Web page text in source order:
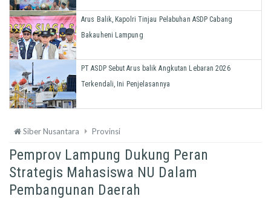
Arus Balik, Kapolri Tinjau Pelabuhan ASDP Cabang
Bakauheni Lampung
PT ASDP Sebut Arus balik Angkutan Lebaran 2026
Terkendali, Ini Penjelasannya
Siber Nusantara Provinsi
Pemprov Lampung Dukung Peran
Strategis Mahasiswa NU Dalam
Pembangunan Daerah